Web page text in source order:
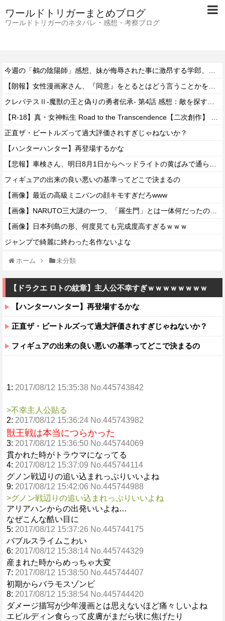
ワールドトリガーまとめブログ
ワールドトリガーのネタバレ・感想・考察ブログ
正直ザ・ビートルズって過大評価されすぎじゃねないか？
【ハンターハンター】再登場するかな
フィギュアの出来の良い悪いの基準ってどこで決まるの
【画像】最近の高級ミニバンの顔キモすぎだろwww
【画像】日本列島の形、何度見ても完成度高すぎるｗｗｗ
ジャンプで綺麗に終わった名作ないよな
ホーム 未分類
【ドラクエ ロトの紋章】主人公不幸すぎｗｗｗｗｗｗｗｗ
【ハンターハンター】再登場するかな
正直ザ・ビートルズって過大評価されすぎじゃねないか？
フィギュアの出来の良い悪いの基準ってどこで決まるの
1: 2017/08/12 15:35:38 No.445743842
>不幸主人公貼る
2: 2017/08/12 15:36:24 No.445743982
獣王戦は本当につらかった
3: 2017/08/12 15:36:50 No.445744069
貫かれた時がトラウマになってる
4: 2017/08/12 15:37:09 No.445744114
グノン戦辺りの追い込まれっぷりいいよね
9: 2017/08/12 15:42:06 No.445744988
>グノン戦辺りの追い込まれっぷりいいよね
アリアハンからの出発いいよね…
なぜこんな酷い目に
5: 2017/08/12 15:37:26 No.445744175
バブルスライムこわい
6: 2017/08/12 15:38:14 No.445744329
産まれた時からめっちゃ大変
7: 2017/08/12 15:38:50 No.445744407
初期からバラモスゾンビ
8: 2017/08/12 15:38:54 No.445744420
ダメージ描写が少年漫画とは思えないほど痛々しいよね
エビルディン食らって皮膚がまだら状に焦げたり